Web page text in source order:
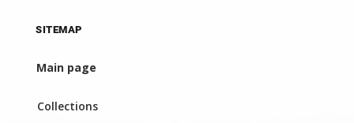
SITEMAP
Main page
Collections